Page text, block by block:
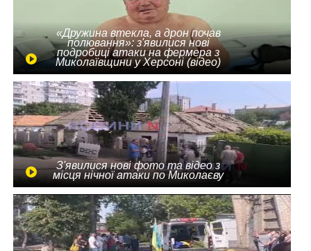
«Дружина втекла, а дрон почав
полювання»: з'явилися нові
подробиці атаки на фермера з
Миколаївщини у Херсоні (відео)
З'явилися нові фото та відео з
місця нічної атаки по Миколаєву